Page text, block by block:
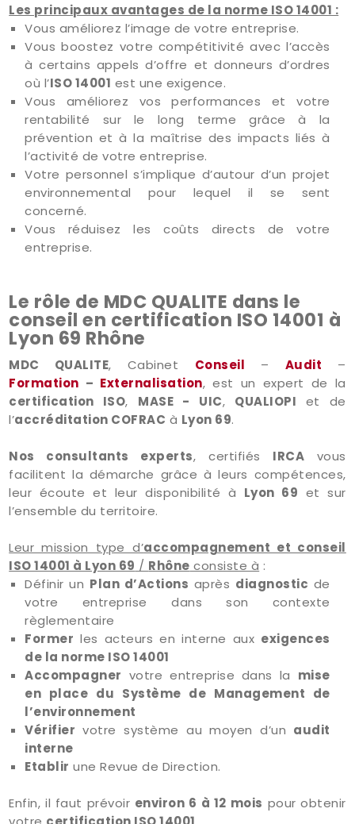
Les principaux avantages de la norme ISO 14001 :
Vous améliorez l’image de votre entreprise.
Vous boostez votre compétitivité avec l’accès
à certains appels d’offre et donneurs d’ordres
où l’ISO 14001 est une exigence.
Vous améliorez vos performances et votre
rentabilité sur le long terme grâce à la
prévention et à la maîtrise des impacts liés à
l’activité de votre entreprise.
Votre personnel s’implique d’autour d’un projet
environnemental pour lequel il se sent
concerné.
Vous réduisez les coûts directs de votre
entreprise.
Le rôle de MDC QUALITE dans le
conseil en certification ISO 14001 à
Lyon 69 Rhône
MDC QUALITE, Cabinet Conseil – Audit
–
Formation – Externalisation, est un expert de la
certification ISO, MASE - UIC, QUALIOPI et de
l’accréditation COFRAC à Lyon 69.
Nos consultants experts, certifiés IRCA vous
facilitent la démarche grâce à leurs compétences,
leur écoute et leur disponibilité à Lyon 69 et sur
l’ensemble du territoire.
Leur mission type d’accompagnement et conseil
ISO 14001 à Lyon 69 / Rhône consiste à :
Définir un Plan d’Actions après diagnostic de
votre entreprise dans son contexte
règlementaire
Former les acteurs en interne aux exigences
de la norme ISO 14001
Accompagner votre entreprise dans la mise
en place du Système de Management de
l’environnement
Vérifier votre système au moyen d’un audit
interne
Etablir une Revue de Direction.
Enfin, il faut prévoir environ 6 à 12 mois pour obtenir